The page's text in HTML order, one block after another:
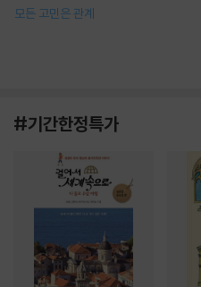
모든 고민은 관계
#기간한정특가